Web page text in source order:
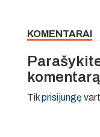
KOMENTARAI
komentarą
Tikprisijungę